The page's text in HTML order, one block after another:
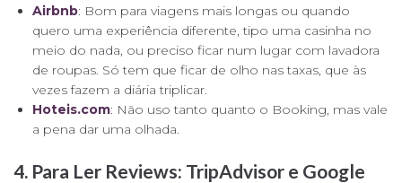
Airbnb: Bom para viagens mais longas ou quando
quero uma experiência diferente, tipo uma casinha no
meio do nada, ou preciso ficar num lugar com lavadora
de roupas. Só tem que ficar de olho nas taxas, que às
vezes fazem a diária triplicar.
Hoteis.com: Não uso tanto quanto o Booking, mas vale
a pena dar uma olhada.
4. Para Ler Reviews: TripAdvisor e Google